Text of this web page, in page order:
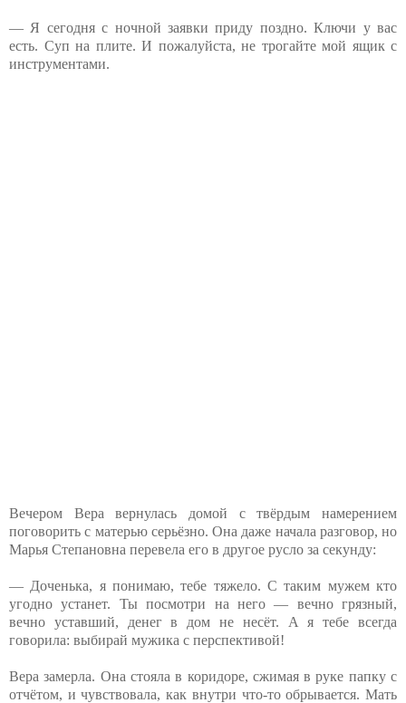
— Я сегодня с ночной заявки приду поздно. Ключи у вас
есть. Суп на плите. И пожалуйста, не трогайте мой ящик с
инструментами.
Вечером Вера вернулась домой с твёрдым намерением
поговорить с матерью серьёзно. Она даже начала разговор, но
Марья Степановна перевела его в другое русло за секунду:
— Доченька, я понимаю, тебе тяжело. С таким мужем кто
угодно устанет. Ты посмотри на него — вечно грязный,
вечно уставший, денег в дом не несёт. А я тебе всегда
говорила: выбирай мужика с перспективой!
Вера замерла. Она стояла в коридоре, сжимая в руке папку с
отчётом, и чувствовала, как внутри что-то обрывается. Мать